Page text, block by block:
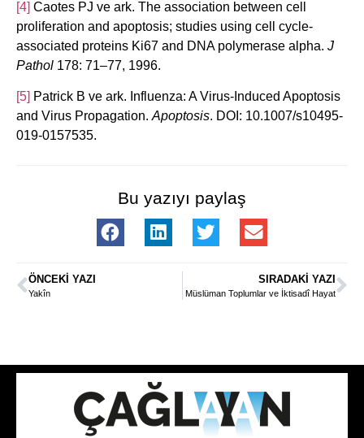
[4] Caotes PJ ve ark. The association between cell
proliferation and apoptosis; studies using cell cycle-
associated proteins Ki67 and DNA polymerase alpha. J
Pathol 178: 71–77, 1996.
[5] Patrick B ve ark. Influenza: A Virus-Induced Apoptosis
and Virus Propagation. Apoptosis. DOI: 10.1007/s10495-
019-0157535.
Bu yazıyı paylaş
ÖNCEKI YAZI
Yakîn
SIRADAKI YAZI
Müslüman Toplumlar ve İktisadî Hayat